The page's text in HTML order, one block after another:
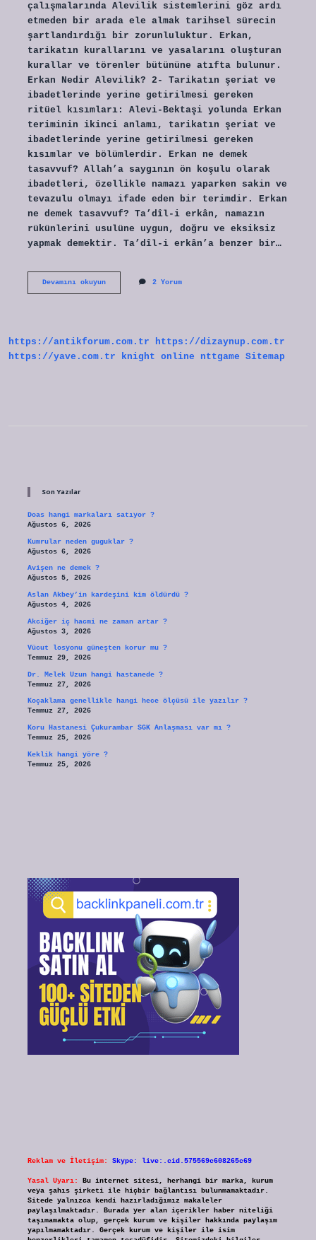
çalışmalarında Alevilik sistemlerini göz ardı
etmeden bir arada ele almak tarihsel sürecin
şartlandırdığı bir zorunluluktur. Erkan,
tarikatın kurallarını ve yasalarını oluşturan
kurallar ve törenler bütününe atıfta bulunur.
Erkan Nedir Alevilik? 2- Tarikatın şeriat ve
ibadetlerinde yerine getirilmesi gereken
ritüel kısımları: Alevi-Bektaşi yolunda Erkan
teriminin ikinci anlamı, tarikatın şeriat ve
ibadetlerinde yerine getirilmesi gereken
kısımlar ve bölümlerdir. Erkan ne demek
tasavvuf? Allah’a saygının ön koşulu olarak
ibadetleri, özellikle namazı yaparken sakin ve
tevazulu olmayı ifade eden bir terimdir. Erkan
ne demek tasavvuf? Ta’dîl-i erkân, namazın
rükünlerini usulüne uygun, doğru ve eksiksiz
yapmak demektir. Ta’dîl-i erkân’a benzer bir…
Devamını okuyunErkan
2 Yorum
https://antikforum.com.tr
https://dizaynup.com.tr
https://yave.com.tr
knight online nttgame Sitemap
Son Yazılar
Doas hangi markaları satıyor ?
Ağustos 6, 2026
Kumrular neden guguklar ?
Ağustos 6, 2026
Avişen ne demek ?
Ağustos 5, 2026
Aslan Akbey’in kardeşini kim öldürdü ?
Ağustos 4, 2026
Akciğer iç hacmi ne zaman artar ?
Ağustos 3, 2026
Vücut losyonu güneşten korur mu ?
Temmuz 29, 2026
Dr. Melek Uzun hangi hastanede ?
Temmuz 27, 2026
Koçaklama genellikle hangi hece ölçüsü ile yazılır ?
Temmuz 27, 2026
Koru Hastanesi Çukurambar SGK Anlaşması var mı ?
Temmuz 25, 2026
Keklik hangi yöre ?
Temmuz 25, 2026
Reklam ve İletişim: Skype: live:.cid.575569c608265c69
Yasal Uyarı:
Bu internet sitesi, herhangi bir marka, kurum
veya şahıs şirketi ile hiçbir bağlantısı bulunmamaktadır.
Sitede yalnızca kendi hazırladığımız makaleler
paylaşılmaktadır. Burada yer alan içerikler haber niteliği
taşımamakta olup, gerçek kurum ve kişiler hakkında paylaşım
yapılmamaktadır. Gerçek kurum ve kişiler ile isim